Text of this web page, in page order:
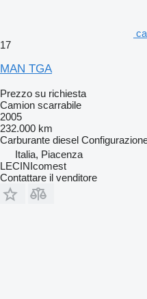
17
MAN TGA
Prezzo su richiesta
Camion scarrabile
2005
232.000 km
Carburante diesel
Italia, Piacenza
LECINIcomest
Contattare il venditore